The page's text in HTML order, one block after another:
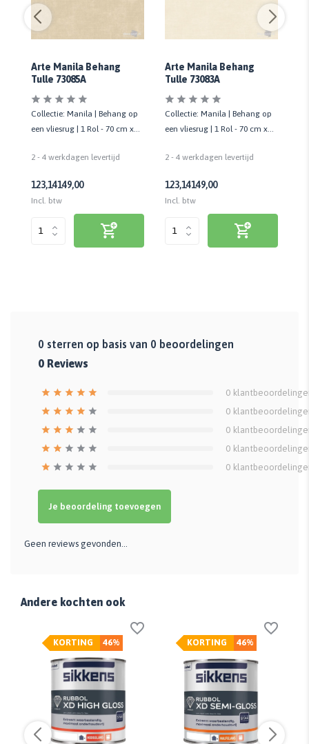
Arte Manila Behang
Tulle 73085A
Collectie: Manila | Behang op
een vliesrug | 1 Rol - 70 cm x
2 - 4 werkdagen levertijd
123,14149,00
Incl. btw
Arte Manila Behang
Tulle 73083A
Collectie: Manila | Behang op
een vliesrug | 1 Rol - 70 cm x
2 - 4 werkdagen levertijd
123,14149,00
Incl. btw
0 sterren op basis van 0 beoordelingen
0 Reviews
0
0
0
0
0
Je beoordeling toevoegen
Geen reviews gevonden...
Andere kochten ook
46%
KORTING 46%
KORTING